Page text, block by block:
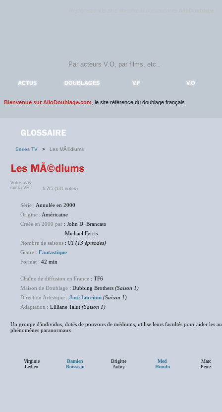
ACTUS DOUBLAGES V.F V.O
Bienvenue sur AlloDoublage.com , le site référence du doublage français.
Series TV > Les MÃ©diums
Votre avis
sur la VF :
1.7/5 (131 notes)
Série : Annulée en 2000
Origine : Américaine
Créée en 2000 par : John D. Brancato
Michael Ferris
Nombre de saisons : 01 (13 épisodes)
Genre : Fantastique
Format : 42 min
Chaîne de diffusion en France : TF6
Maison de Doublage : Dubbing Brothers (Saison 1)
Direction Artistique : José Luccioni (Saison 1)
Adaptation : Lilliane Talut (Saison 1)
Un groupe d'individus, dotés de pouvoirs de médiums, utilise leurs facultés pour aider les
phénomènes paranormaux.
Virginie
Ledieu
Damien
Boisseau
Brigitte
Aubry
Med
Hondo
Marc
Perez